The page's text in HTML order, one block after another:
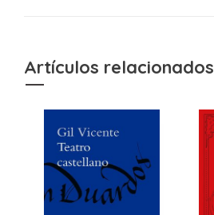
Artículos relacionados